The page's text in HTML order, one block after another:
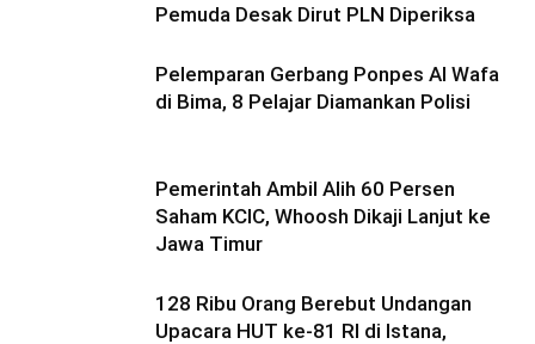
Pemuda Desak Dirut PLN Diperiksa
Pelemparan Gerbang Ponpes Al Wafa
di Bima, 8 Pelajar Diamankan Polisi
Pemerintah Ambil Alih 60 Persen
Saham KCIC, Whoosh Dikaji Lanjut ke
Jawa Timur
128 Ribu Orang Berebut Undangan
Upacara HUT ke-81 RI di Istana,